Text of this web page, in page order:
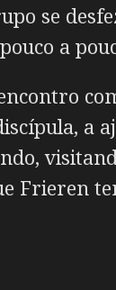
se
a
a
Frieren